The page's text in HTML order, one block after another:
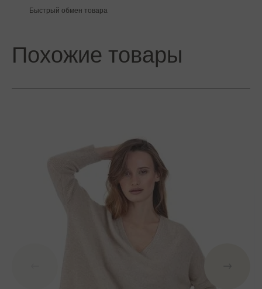
Быстрый обмен товара
Похожие товары